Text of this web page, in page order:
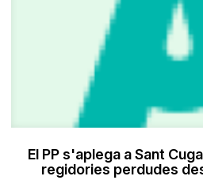
El PP s'aplega a Sant
regidories perdudes